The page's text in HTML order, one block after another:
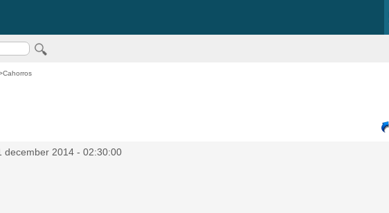
december 2014 - 02:30:00